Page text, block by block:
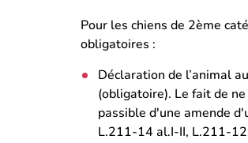
Pour les chiens de 2ème
obligatoires :
Déclaration de l’animal
(obligatoire). Le fait de
passible d'une amende
L.211-14 al.I-II, L.211-